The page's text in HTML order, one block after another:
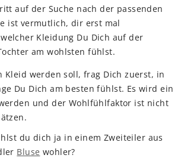
auf der Suche nach der passenden
ist vermutlich, dir erst mal
Kleidung Du Dich auf der
am wohlsten fühlst.
Kleid werden soll, frag Dich zuerst, in
Du Dich am besten fühlst. Es wird ein
und der Wohlfühlfaktor ist nicht
du dich ja in einem Zweiteiler aus
Bluse wohler?